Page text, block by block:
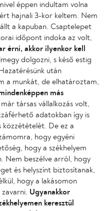
éppen indultam volna
hajnali 3-kor keltem. Nem
a kapuban. Csaptelepet
időpont indoka az volt,
érni, akkor ilyenkor kell
dolgozni, s késő estig
után
a munkát, de elhatároztam,
más
már társas vállalkozás volt,
adatokban így is
közzétételét. De ez a
hogy egyéni
hogy a székhelyem
Nem beszélve arról, hogy
és helyszínt biztosítanak,
hogy a lakásomon
Ugyanakkor
keresztül